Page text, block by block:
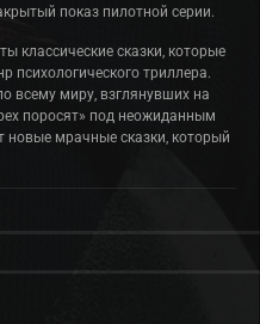
показ пилотной серии.
классические сказки, которые
психологического триллера.
всему миру, взглянувших на
поросят» под неожиданным
новые мрачные сказки, который